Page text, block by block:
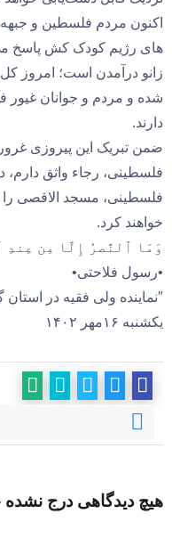
اکنون مردم فلسطین و
های رژیم کودک کش پاسخ
زانو درآمدن است؛ امروز
شده و مردم و جوانان غیور
دارند.
ضمن تبریک این پیروزی
فلسطینی، رجاء واثق دارم،
فلسطینی، مسجد الاقصی
خواهند کرد.
وَمَا ٱلنَّصرُ إِلَّا مِن عِندِ
•رسول فلاحتی•
″نماینده ولی فقیه در
یکشنبه ۱۶مهر ۱۴۰۲
هیچ دیدگاهی درج نشده